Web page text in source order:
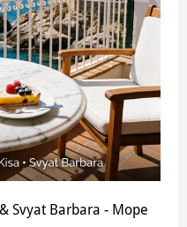
Svyat Barbara - Море